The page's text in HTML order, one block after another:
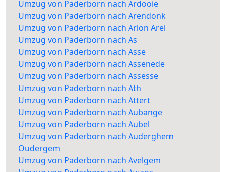
Umzug von Paderborn nach Ardooie
Umzug von Paderborn nach Arendonk
Umzug von Paderborn nach Arlon Arel
Umzug von Paderborn nach As
Umzug von Paderborn nach Asse
Umzug von Paderborn nach Assenede
Umzug von Paderborn nach Assesse
Umzug von Paderborn nach Ath
Umzug von Paderborn nach Attert
Umzug von Paderborn nach Aubange
Umzug von Paderborn nach Aubel
Umzug von Paderborn nach Auderghem
Oudergem
Umzug von Paderborn nach Avelgem